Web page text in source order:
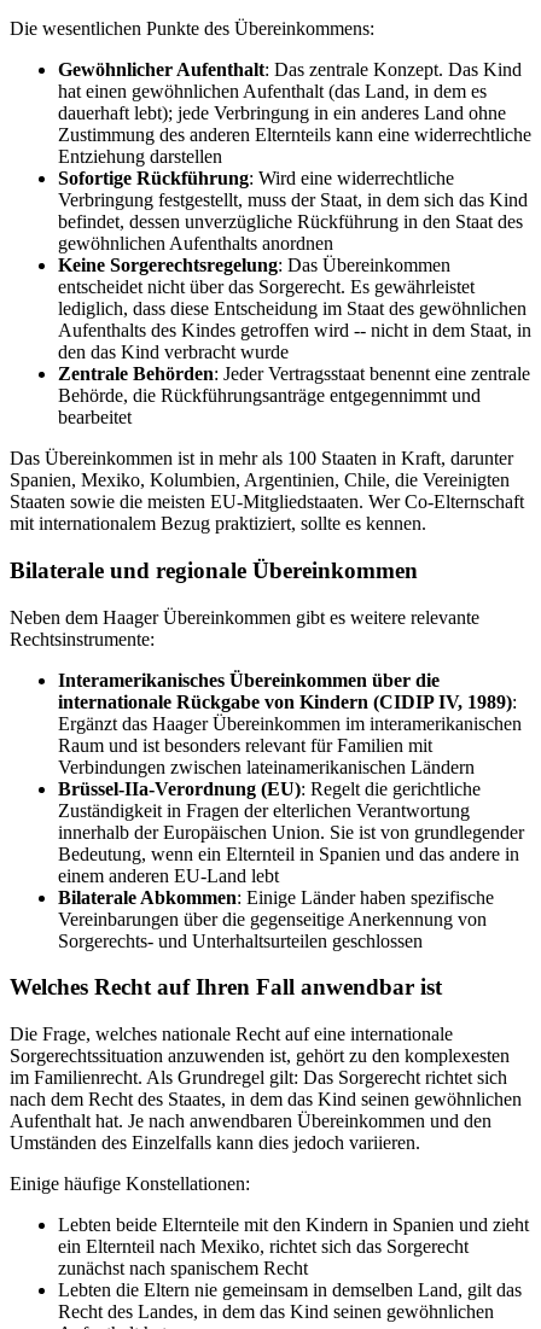
Die wesentlichen Punkte des Übereinkommens:
Gewöhnlicher Aufenthalt: Das zentrale Konzept. Das Kind
hat einen gewöhnlichen Aufenthalt (das Land, in dem es
dauerhaft lebt); jede Verbringung in ein anderes Land ohne
Zustimmung des anderen Elternteils kann eine widerrechtliche
Entziehung darstellen
Sofortige Rückführung: Wird eine widerrechtliche
Verbringung festgestellt, muss der Staat, in dem sich das Kind
befindet, dessen unverzügliche Rückführung in den Staat des
gewöhnlichen Aufenthalts anordnen
Keine Sorgerechtsregelung: Das Übereinkommen
entscheidet nicht über das Sorgerecht. Es gewährleistet
lediglich, dass diese Entscheidung im Staat des gewöhnlichen
Aufenthalts des Kindes getroffen wird -- nicht in dem Staat, in
den das Kind verbracht wurde
Zentrale Behörden: Jeder Vertragsstaat benennt eine zentrale
Behörde, die Rückführungsanträge entgegennimmt und
bearbeitet
Das Übereinkommen ist in mehr als 100 Staaten in Kraft, darunter
Spanien, Mexiko, Kolumbien, Argentinien, Chile, die Vereinigten
Staaten sowie die meisten EU-Mitgliedstaaten. Wer Co-Elternschaft
mit internationalem Bezug praktiziert, sollte es kennen.
Bilaterale und regionale Übereinkommen
Neben dem Haager Übereinkommen gibt es weitere relevante
Rechtsinstrumente:
Interamerikanisches Übereinkommen über die
internationale Rückgabe von Kindern (CIDIP IV, 1989):
Ergänzt das Haager Übereinkommen im interamerikanischen
Raum und ist besonders relevant für Familien mit
Verbindungen zwischen lateinamerikanischen Ländern
Brüssel-IIa-Verordnung (EU): Regelt die gerichtliche
Zuständigkeit in Fragen der elterlichen Verantwortung
innerhalb der Europäischen Union. Sie ist von grundlegender
Bedeutung, wenn ein Elternteil in Spanien und das andere in
einem anderen EU-Land lebt
Bilaterale Abkommen: Einige Länder haben spezifische
Vereinbarungen über die gegenseitige Anerkennung von
Sorgerechts- und Unterhaltsurteilen geschlossen
Welches Recht auf Ihren Fall anwendbar ist
Die Frage, welches nationale Recht auf eine internationale
Sorgerechtssituation anzuwenden ist, gehört zu den komplexesten
im Familienrecht. Als Grundregel gilt: Das Sorgerecht richtet sich
nach dem Recht des Staates, in dem das Kind seinen gewöhnlichen
Aufenthalt hat. Je nach anwendbaren Übereinkommen und den
Umständen des Einzelfalls kann dies jedoch variieren.
Einige häufige Konstellationen:
Lebten beide Elternteile mit den Kindern in Spanien und zieht
ein Elternteil nach Mexiko, richtet sich das Sorgerecht
zunächst nach spanischem Recht
Lebten die Eltern nie gemeinsam in demselben Land, gilt das
Recht des Landes, in dem das Kind seinen gewöhnlichen